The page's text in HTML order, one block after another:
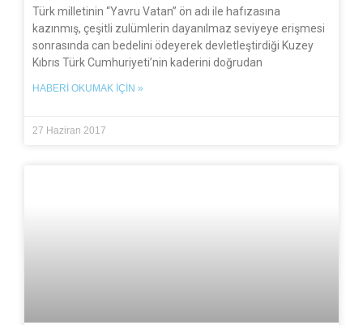
Türk milletinin “Yavru Vatan” ön adı ile hafızasına
kazınmış, çeşitli zulümlerin dayanılmaz seviyeye erişmesi
sonrasında can bedelini ödeyerek devletleştirdiği Kuzey
Kıbrıs Türk Cumhuriyeti’nin kaderini doğrudan
HABERI OKUMAK İÇIN »
27 Haziran 2017